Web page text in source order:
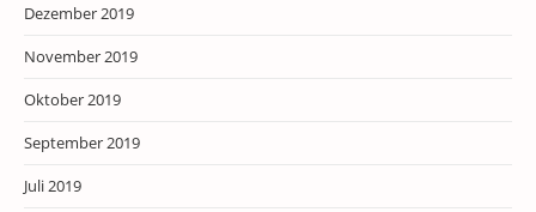
Dezember 2019
November 2019
Oktober 2019
September 2019
Juli 2019